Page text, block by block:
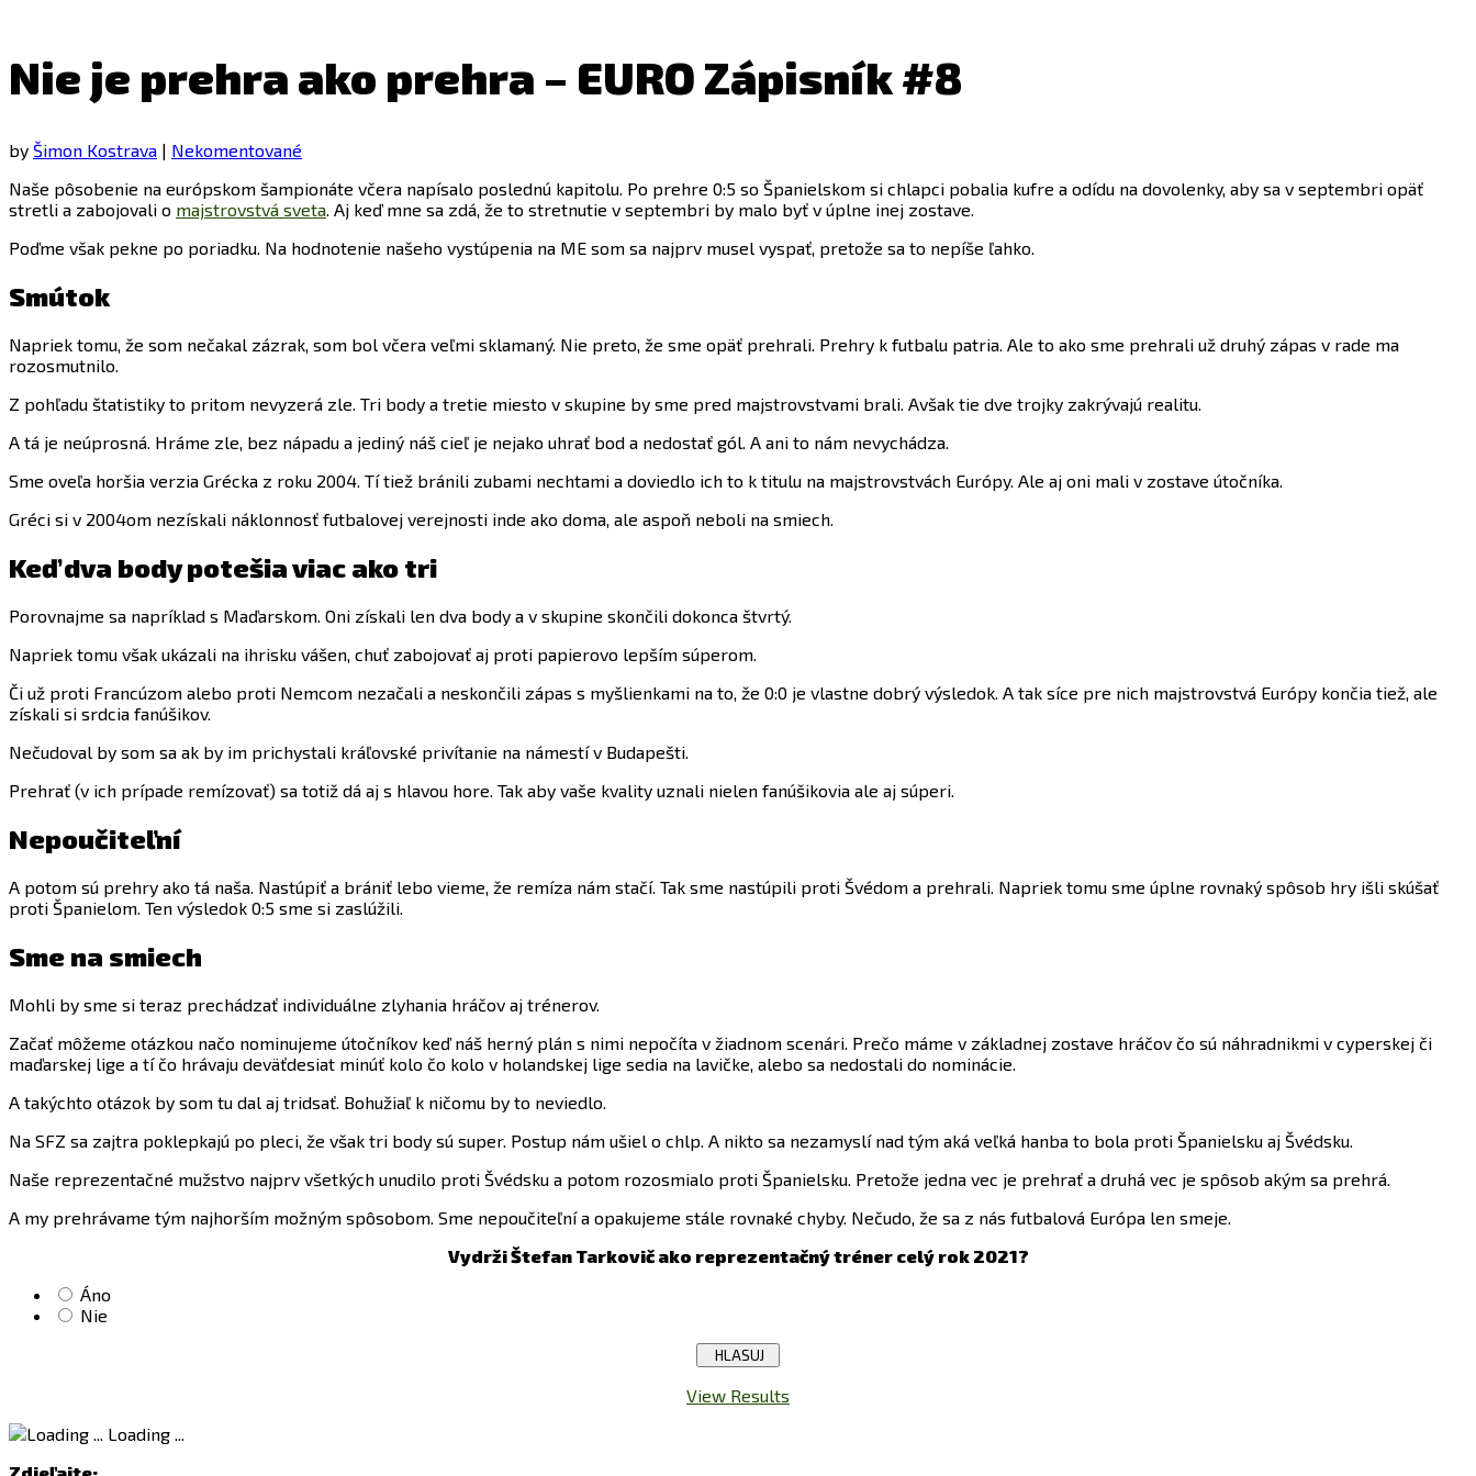
Nie je prehra ako prehra – EURO Zápisník #8
by Šimon Kostrava | Nekomentované
Naše pôsobenie na európskom šampionáte včera napísalo poslednú kapitolu. Po prehre 0:5 so Španielskom si chlapci pobalia kufre a odídu na dovolenky, aby sa v septembri opäť
stretli a zabojovali o majstrovstvá sveta. Aj keď mne sa zdá, že to stretnutie v septembri by malo byť v úplne inej zostave.
Poďme však pekne po poriadku. Na hodnotenie našeho vystúpenia na ME som sa najprv musel vyspať, pretože sa to nepíše ľahko.
Smútok
Napriek tomu, že som nečakal zázrak, som bol včera veľmi sklamaný. Nie preto, že sme opäť prehrali. Prehry k futbalu patria. Ale to ako sme prehrali už druhý zápas v rade ma
rozosmutnilo.
Z pohľadu štatistiky to pritom nevyzerá zle. Tri body a tretie miesto v skupine by sme pred majstrovstvami brali. Avšak tie dve trojky zakrývajú realitu.
A tá je neúprosná. Hráme zle, bez nápadu a jediný náš cieľ je nejako uhrať bod a nedostať gól. A ani to nám nevychádza.
Sme oveľa horšia verzia Grécka z roku 2004. Tí tiež bránili zubami nechtami a doviedlo ich to k titulu na majstrovstvách Európy. Ale aj oni mali v zostave útočníka.
Gréci si v 2004om nezískali náklonnosť futbalovej verejnosti inde ako doma, ale aspoň neboli na smiech.
Keď dva body potešia viac ako tri
Porovnajme sa napríklad s Maďarskom. Oni získali len dva body a v skupine skončili dokonca štvrtý.
Napriek tomu však ukázali na ihrisku vášen, chuť zabojovať aj proti papierovo lepším súperom.
Či už proti Francúzom alebo proti Nemcom nezačali a neskončili zápas s myšlienkami na to, že 0:0 je vlastne dobrý výsledok. A tak síce pre nich majstrovstvá Európy končia tiež, ale
získali si srdcia fanúšikov.
Nečudoval by som sa ak by im prichystali kráľovské privítanie na námestí v Budapešti.
Prehrať (v ich prípade remízovať) sa totiž dá aj s hlavou hore. Tak aby vaše kvality uznali nielen fanúšikovia ale aj súperi.
Nepoučiteľní
A potom sú prehry ako tá naša. Nastúpiť a brániť lebo vieme, že remíza nám stačí. Tak sme nastúpili proti Švédom a prehrali. Napriek tomu sme úplne rovnaký spôsob hry išli skúšať
proti Španielom. Ten výsledok 0:5 sme si zaslúžili.
Sme na smiech
Mohli by sme si teraz prechádzať individuálne zlyhania hráčov aj trénerov.
Začať môžeme otázkou načo nominujeme útočníkov keď náš herný plán s nimi nepočíta v žiadnom scenári. Prečo máme v základnej zostave hráčov čo sú náhradnikmi v cyperskej či
maďarskej lige a tí čo hrávaju deväťdesiat minúť kolo čo kolo v holandskej lige sedia na lavičke, alebo sa nedostali do nominácie.
A takýchto otázok by som tu dal aj tridsať. Bohužiaľ k ničomu by to neviedlo.
Na SFZ sa zajtra poklepkajú po pleci, že však tri body sú super. Postup nám ušiel o chlp. A nikto sa nezamyslí nad tým aká veľká hanba to bola proti Španielsku aj Švédsku.
Naše reprezentačné mužstvo najprv všetkých unudilo proti Švédsku a potom rozosmialo proti Španielsku. Pretože jedna vec je prehrať a druhá vec je spôsob akým sa prehrá.
A my prehrávame tým najhorším možným spôsobom. Sme nepoučiteľní a opakujeme stále rovnaké chyby. Nečudo, že sa z nás futbalová Európa len smeje.
Vydrži Štefan Tarkovič ako reprezentačný tréner celý rok 2021?
Áno
Nie
View Results
Loading ...
Zdieľajte: